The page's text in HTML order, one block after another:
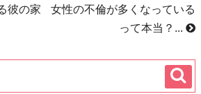
彼の家
女性の不倫が多くなっている
って本当？...